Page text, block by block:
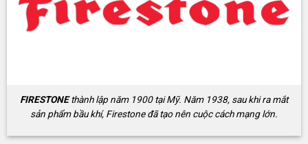
FIRESTONEthành lập năm 1900 tại Mỹ. Năm 1938, sau khi ra mắt
sản phẩm bầu khí, Firestone đã tạo nên cuộc cách mạng lớn.